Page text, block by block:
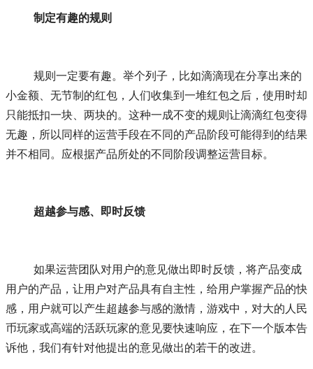
制定有趣的规则
小金额、无节制的红包，人们收集到一堆红包之后，使用时却
只能抵扣一块、两块的。这种一成不变的规则让滴滴红包变得
无趣，所以同样的运营手段在不同的产品阶段可能得到的结果
并不相同。应根据产品所处的不同阶段调整运营目标。
超越参与感、即时反馈
用户的产品，让用户对产品具有自主性，给用户掌握产品的快
感，用户就可以产生超越参与感的激情，游戏中，对大的人民
币玩家或高端的活跃玩家的意见要快速响应，在下一个版本告
诉他，我们有针对他提出的意见做出的若干的改进。